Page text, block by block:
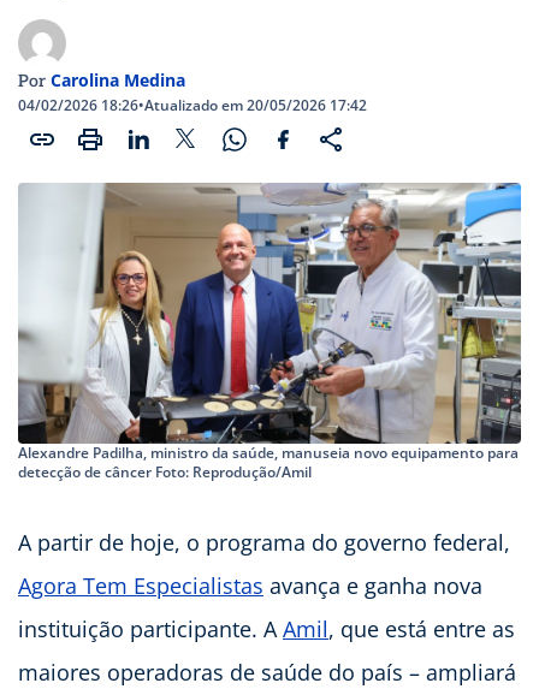
Por Carolina Medina
04/02/2026 18:26•Atualizado em 20/05/2026 17:42
Alexandre Padilha, ministro da saúde, manuseia novo equipamento para
detecção de câncer Foto: Reprodução/Amil
A partir de hoje, o programa do governo federal,
Agora Tem Especialistas avança e ganha nova
instituição participante. AAmil, que está entre as
maiores operadoras de saúde do país – ampliará